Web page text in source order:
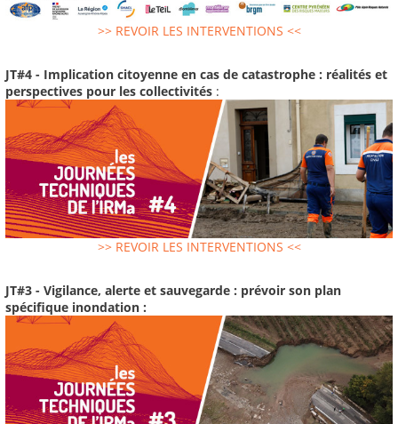
>> REVOIR LES INTERVENTIONS <<
JT#4 - Implication citoyenne en cas de catastrophe : réalités et
perspectives pour les collectivités :
>> REVOIR LES INTERVENTIONS <<
JT#3 - Vigilance, alerte et sauvegarde : prévoir son plan
spécifique inondation :